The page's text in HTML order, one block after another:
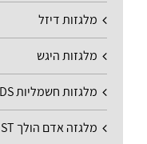
מלגזות דיזל
מלגזות היגש
מלגזות חשמליות DS
מלגזה אדם הולך ST